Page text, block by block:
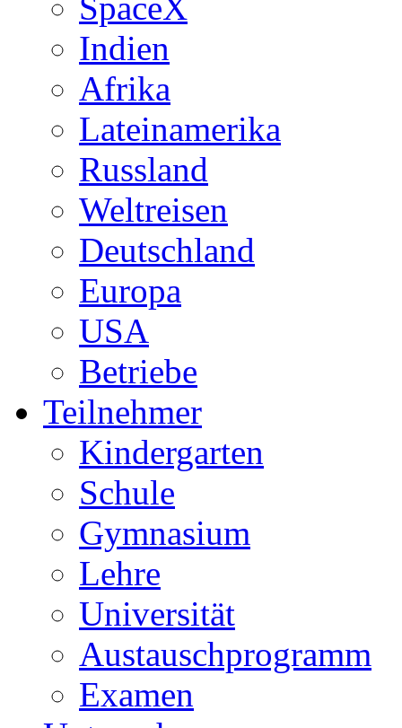
SpaceX
Indien
Afrika
Lateinamerika
Russland
Weltreisen
Deutschland
Europa
USA
Betriebe
Teilnehmer
Kindergarten
Schule
Gymnasium
Lehre
Universität
Austauschprogramm
Examen